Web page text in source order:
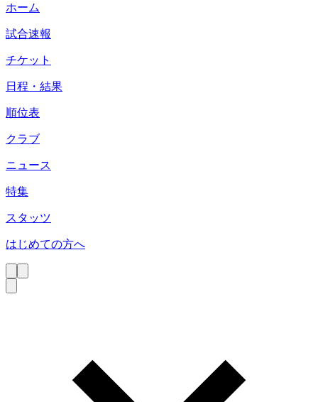
ホーム
試合速報
チケット
日程・結果
順位表
クラブ
ニュース
特集
スタッツ
はじめての方へ